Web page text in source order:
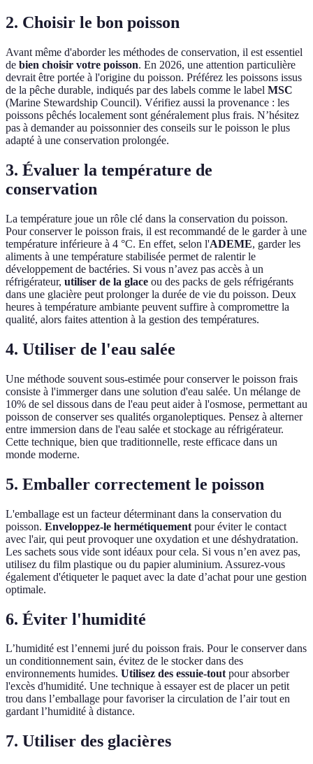
2. Choisir le bon poisson
Avant même d'aborder les méthodes de conservation, il est essentiel
de bien choisir votre poisson. En 2026, une attention particulière
devrait être portée à l'origine du poisson. Préférez les poissons issus
de la pêche durable, indiqués par des labels comme le label MSC
(Marine Stewardship Council). Vérifiez aussi la provenance : les
poissons pêchés localement sont généralement plus frais. N’hésitez
pas à demander au poissonnier des conseils sur le poisson le plus
adapté à une conservation prolongée.
3. Évaluer la température de
conservation
La température joue un rôle clé dans la conservation du poisson.
Pour conserver le poisson frais, il est recommandé de le garder à une
température inférieure à 4 °C. En effet, selon l'ADEME, garder les
aliments à une température stabilisée permet de ralentir le
développement de bactéries. Si vous n’avez pas accès à un
réfrigérateur, utiliser de la glace ou des packs de gels réfrigérants
dans une glacière peut prolonger la durée de vie du poisson. Deux
heures à température ambiante peuvent suffire à compromettre la
qualité, alors faites attention à la gestion des températures.
4. Utiliser de l'eau salée
Une méthode souvent sous-estimée pour conserver le poisson frais
consiste à l'immerger dans une solution d'eau salée. Un mélange de
10% de sel dissous dans de l'eau peut aider à l'osmose, permettant au
poisson de conserver ses qualités organoleptiques. Pensez à alterner
entre immersion dans de l'eau salée et stockage au réfrigérateur.
Cette technique, bien que traditionnelle, reste efficace dans un
monde moderne.
5. Emballer correctement le poisson
L'emballage est un facteur déterminant dans la conservation du
poisson. Enveloppez-le hermétiquement pour éviter le contact
avec l'air, qui peut provoquer une oxydation et une déshydratation.
Les sachets sous vide sont idéaux pour cela. Si vous n’en avez pas,
utilisez du film plastique ou du papier aluminium. Assurez-vous
également d'étiqueter le paquet avec la date d’achat pour une gestion
optimale.
6. Éviter l'humidité
L’humidité est l’ennemi juré du poisson frais. Pour le conserver dans
un conditionnement sain, évitez de le stocker dans des
environnements humides. Utilisez des essuie-toutpour absorber
l'excès d'humidité. Une technique à essayer est de placer un petit
trou dans l’emballage pour favoriser la circulation de l’air tout en
gardant l’humidité à distance.
7. Utiliser des glacières